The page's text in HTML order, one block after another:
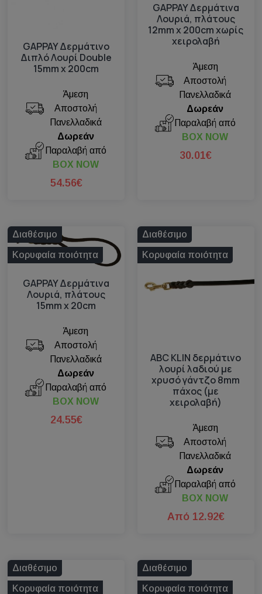
GAPPAY Δερμάτινο
Διπλό Λουρί Double
15mm x 200cm
Άμεση
Αποστολή
Πανελλαδικά
Δωρεάν
Παραλαβή από
BOX NOW
54.56€
GAPPAY Δερμάτινα
Λουριά, πλάτους
12mm x 200cm χωρίς
χειρολαβή
Άμεση
Αποστολή
Πανελλαδικά
Δωρεάν
Παραλαβή από
BOX NOW
30.01€
Διαθέσιμο
Κορυφαία ποιότητα
GAPPAY Δερμάτινα
Λουριά, πλάτους
15mm x 20cm
Άμεση
Αποστολή
Πανελλαδικά
Δωρεάν
Παραλαβή από
BOX NOW
24.55€
Διαθέσιμο
Κορυφαία ποιότητα
ABC KLIN δερμάτινο
λουρί λαδιού με
χρυσό γάντζο 8mm
πάχος (με
χειρολαβή)
Άμεση
Αποστολή
Πανελλαδικά
Δωρεάν
Παραλαβή από
BOX NOW
Από 12.92€
Διαθέσιμο
Κορυφαία ποιότητα
Διαθέσιμο
Κορυφαία ποιότητα